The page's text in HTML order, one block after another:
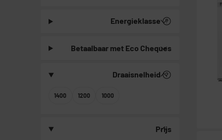
Energieklasse
Betaalbaar met Eco Cheques
Draaisnelheid
1400 1200 1000
Prijs